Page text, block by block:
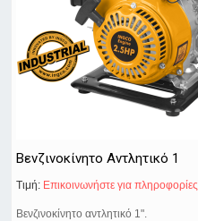
Βενζινοκίνητο Αντλητικό 1
Τιμή: Eπικοινωνήστε για πληροφορίες
Βενζινοκίνητο αντλητικό 1".